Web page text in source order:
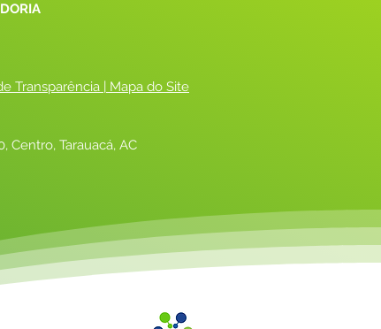
Transparência | Mapa do Site
Centro, Tarauacá, AC